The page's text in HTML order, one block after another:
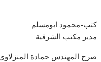
كتب-محمود ابومسلم
مدير مكتب الشرقية
صرح المهندس حمادة